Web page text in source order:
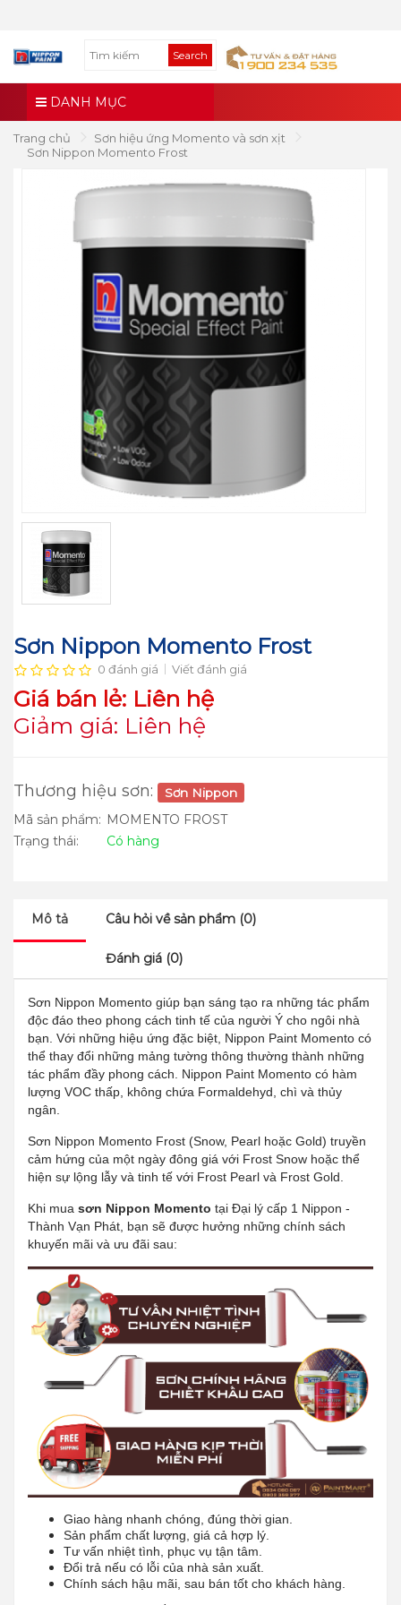
Search
DANH MỤC
Trang chủ
Sơn hiệu ứng Momento và sơn xịt
Sơn Nippon Momento Frost
Sơn Nippon Momento Frost
0 đánh giá Viết đánh giá
Giá bán lẻ: Liên hệ
Giảm giá: Liên hệ
Thương hiệu sơn: Sơn Nippon
Mã sản phẩm: MOMENTO FROST
Trạng thái:
Có hàng
Mô tả Câu hỏi về sản phẩm (0)
Đánh giá (0)
Sơn Nippon Momento giúp bạn sáng tạo ra những tác phẩm
độc đáo theo phong cách tinh tế của người Ý cho ngôi nhà
bạn. Với những hiệu ứng đặc biệt, Nippon Paint Momento có
thể thay đổi những mảng tường thông thường thành những
tác phẩm đầy phong cách. Nippon Paint Momento có hàm
lượng VOC thấp, không chứa Formaldehyd, chì và thủy
ngân.
Sơn Nippon Momento Frost (Snow, Pearl hoặc Gold) truyền
cảm hứng của một ngày đông giá với Frost Snow hoặc thể
hiện sự lộng lẫy và tinh tế với Frost Pearl và Frost Gold.
Khi mua sơn Nippon Momento tại Đại lý cấp 1 Nippon -
Thành Vạn Phát, bạn sẽ được hưởng những chính sách
khuyến mãi và ưu đãi sau:
Giao hàng nhanh chóng, đúng thời gian.
Sản phẩm chất lượng, giá cả hợp lý.
Tư vấn nhiệt tình, phục vụ tận tâm.
Đổi trả nếu có lỗi của nhà sản xuất.
Chính sách hậu mãi, sau bán tốt cho khách hàng.